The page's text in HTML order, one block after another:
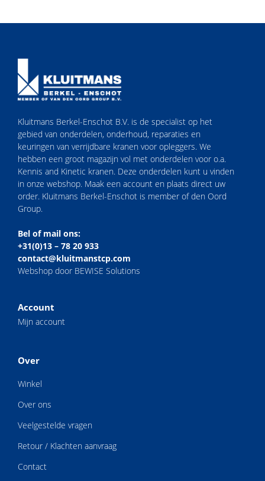
Kluitmans Berkel-Enschot B.V. is de specialist op het
gebied van onderdelen, onderhoud, reparaties en
keuringen van verrijdbare kranen voor opleggers. We
hebben een groot magazijn vol met onderdelen voor o.a.
Kennis and Kinetic kranen. Deze onderdelen kunt u vinden
in onze webshop. Maak een account en plaats direct uw
order. Kluitmans Berkel-Enschot is member of den Oord
Group.
Bel of mail ons:
+31(0)13 – 78 20 933
contact@kluitmanstcp.com
Webshop door BEWISE Solutions
Account
Mijn account
Over
Winkel
Over ons
Veelgestelde vragen
Retour / Klachten aanvraag
Contact